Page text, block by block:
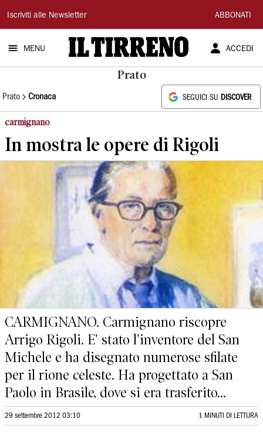
Il
Tirreno
Iscriviti alle Newsletter ABBONATI
MENU ACCEDI
Prato
Prato Cronaca SEGUICI SU DISCOVER
carmignano
In mostra le opere di Rigoli
CARMIGNANO. Carmignano riscopre
Arrigo Rigoli. E' stato l'inventore del San
Michele e ha disegnato numerose sfilate
per il rione celeste. Ha progettato a San
Paolo in Brasile, dove si era trasferito...
29 settembre 2012 03:10 1 MINUTI DI LETTURA